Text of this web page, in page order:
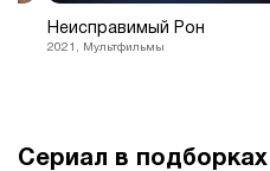
Неисправимый Рон
2021, Мультфильмы
Сериал в подборках